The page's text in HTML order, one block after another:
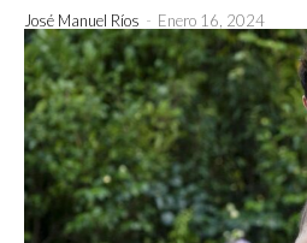
José Manuel Ríos - Enero 16, 2024